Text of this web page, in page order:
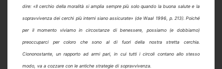
dire: «Il cerchio della moralità si amplia sempre più solo quando la buona salute e la
sopravvivenza dei cerchi più interni siano assicurate» (de Waal 1996, p. 213). Poiché
per il momento viviamo in circostanze di benessere, possiamo (e dobbiamo)
preoccuparci per coloro che sono al di fuori della nostra stretta cerchia.
Ciononostante, un rapporto ad armi pari, in cui tutti i circoli contano allo stesso
modo, va a cozzare con le antiche strategie di sopravvivenza.